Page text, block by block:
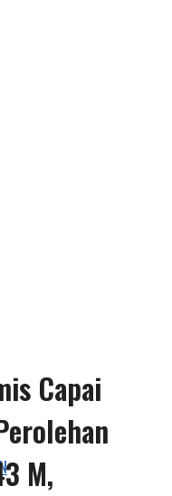
Capai
M,